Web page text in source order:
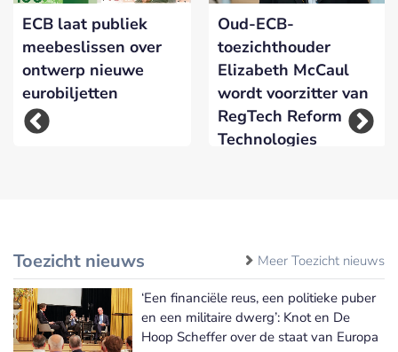
ECB laat publiek
meebeslissen over
ontwerp nieuwe
eurobiljetten
Oud-ECB-
toezichthouder
Elizabeth McCaul
wordt voorzitter van
RegTech Reform
Technologies
Toezicht nieuws Meer Toezicht nieuws
‘Een financiële reus, een politieke puber
en een militaire dwerg’: Knot en De
Hoop Scheffer over de staat van Europa